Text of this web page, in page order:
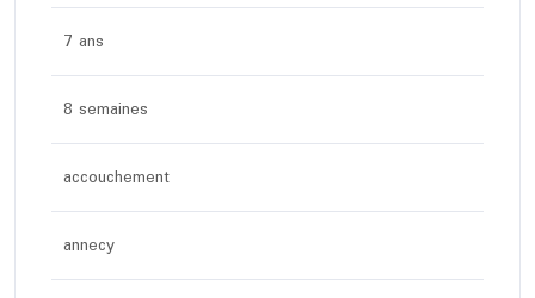
7 ans
8 semaines
accouchement
annecy